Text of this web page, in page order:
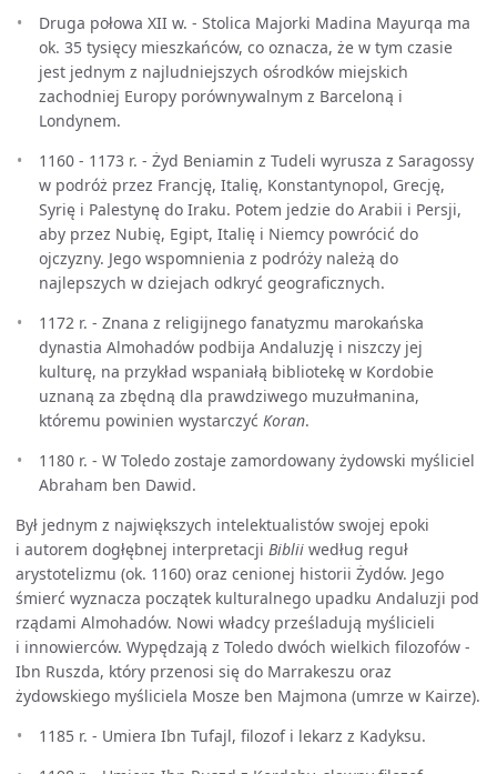
Druga połowa XII w. - Stolica Majorki Madina Mayurqa ma
ok. 35 tysięcy mieszkańców, co oznacza, że w tym czasie
jest jednym z najludniejszych ośrodków miejskich
zachodniej Europy porównywalnym z Barceloną i
Londynem.
1160 - 1173 r. - Żyd Beniamin z Tudeli wyrusza z Saragossy
w podróż przez Francję, Italię, Konstantynopol, Grecję,
Syrię i Palestynę do Iraku. Potem jedzie do Arabii i Persji,
aby przez Nubię, Egipt, Italię i Niemcy powrócić do
ojczyzny. Jego wspomnienia z podróży należą do
najlepszych w dziejach odkryć geograficznych.
1172 r. - Znana z religijnego fanatyzmu marokańska
dynastia Almohadów podbija Andaluzję i niszczy jej
kulturę, na przykład wspaniałą bibliotekę w Kordobie
uznaną za zbędną dla prawdziwego muzułmanina,
któremu powinien wystarczyć Koran.
1180 r. - W Toledo zostaje zamordowany żydowski myśliciel
Abraham ben Dawid.
Był jednym z największych intelektualistów swojej epoki
i autorem dogłębnej interpretacji Biblii według reguł
arystotelizmu (ok. 1160) oraz cenionej historii Żydów. Jego
śmierć wyznacza początek kulturalnego upadku Andaluzji pod
rządami Almohadów. Nowi władcy prześladują myślicieli
i innowierców. Wypędzają z Toledo dwóch wielkich filozofów -
Ibn Ruszda, który przenosi się do Marrakeszu oraz
żydowskiego myśliciela Mosze ben Majmona (umrze w Kairze).
1185 r. - Umiera Ibn Tufajl, filozof i lekarz z Kadyksu.